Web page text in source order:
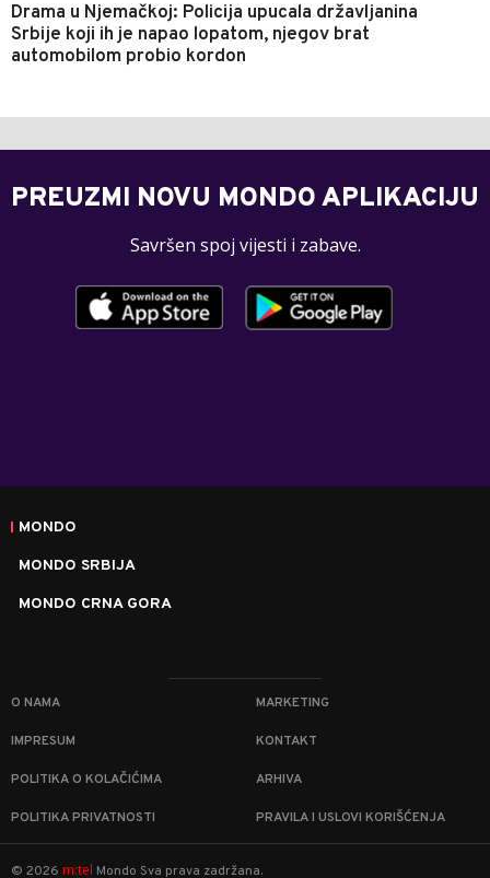
Drama u Njemačkoj: Policija upucala državljanina
Srbije koji ih je napao lopatom, njegov brat
automobilom probio kordon
PREUZMI NOVU MONDO APLIKACIJU
Savršen spoj vijesti i zabave.
MONDO
MONDO SRBIJA
MONDO CRNA GORA
O NAMA MARKETING
IMPRESUM KONTAKT
POLITIKA O KOLAČIĆIMA ARHIVA
POLITIKA PRIVATNOSTI PRAVILA I USLOVI KORIŠĆENJA
© 2026 m:tel Mondo Sva prava zadržana.